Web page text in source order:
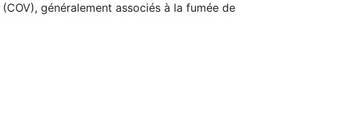
généralement associés à la fumée de